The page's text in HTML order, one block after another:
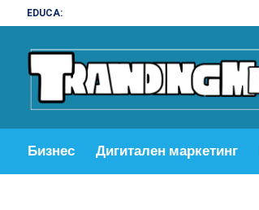
EDUCA:
Бизнес Дигитален маркетинг